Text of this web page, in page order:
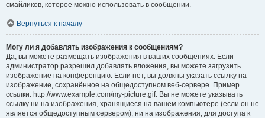
смайликов, которое можно использовать в сообщении.
Вернуться к началу
Могу ли я добавлять изображения к сообщениям?
Да, вы можете размещать изображения в ваших сообщениях. Если
администратор разрешил добавлять вложения, вы можете загрузить
изображение на конференцию. Если нет, вы должны указать ссылку на
изображение, сохранённое на общедоступном веб-сервере. Пример
ссылки: http://www.example.com/my-picture.gif. Вы не можете указывать
ссылку ни на изображения, хранящиеся на вашем компьютере (если он не
является общедоступным сервером), ни на изображения, для доступа к